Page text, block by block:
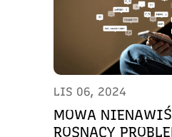
LIS 06, 2024
MOWA
ROSNĄCY